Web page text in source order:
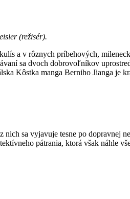
(režisér).
a v rôznych príbehových,
sa dvoch dobrovoľníkov
Kôstka manga Berniho Jianga
sa vyjavuje tesne po dopravnej
pátrania, ktorá však náhle